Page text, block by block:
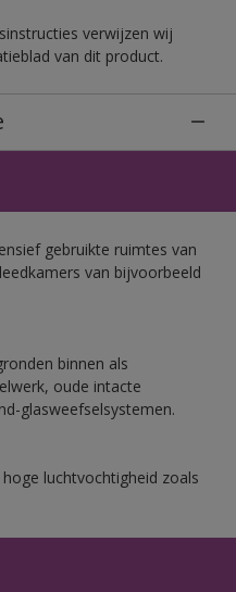
verwijzen wij
van dit product.
gebruikte ruimtes van
van bijvoorbeeld
binnen als
oude intacte
glasweefselsystemen.
luchtvochtigheid zoals